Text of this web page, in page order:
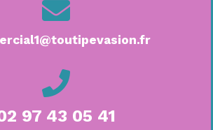
97 43 05 41